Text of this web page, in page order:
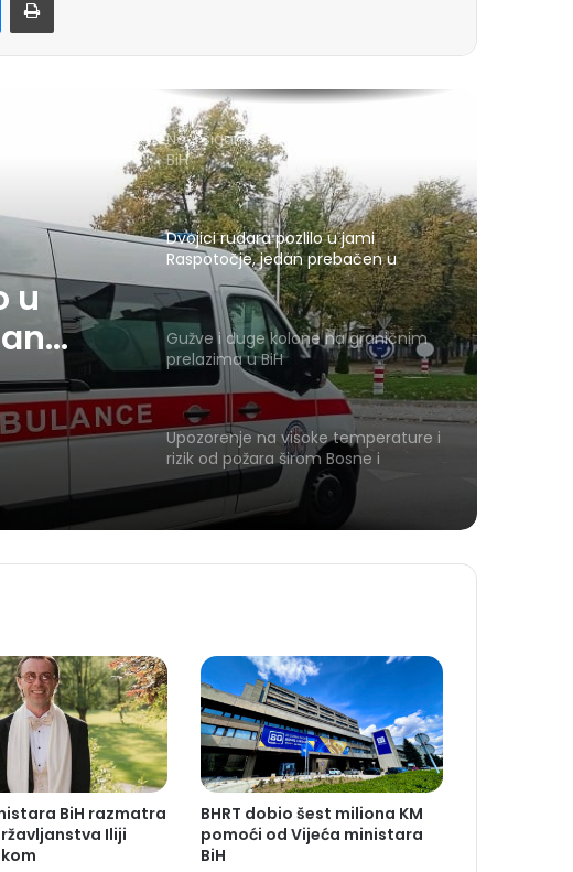
u
Novi sigurnosni sistem za izbore u
BiH
Dvojici rudara pozlilo u jami
Raspotočje, jedan prebačen u
bolnicu
Gužve i duge kolone na graničnim
prelazima u BiH
Upozorenje na visoke temperature i
rizik od požara širom Bosne i
Hercegovine
BiH razmatra
Iliji
BHRT dobio šest miliona KM
pomoći od Vijeća ministara
BiH